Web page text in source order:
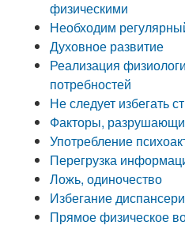
физическими
Необходим
Духовное развитие
Реализация
потребностей
Не следует избегать
Факторы,
Употребление
Перегрузка
Ложь, одиночество
Избегание
Прямое физическое